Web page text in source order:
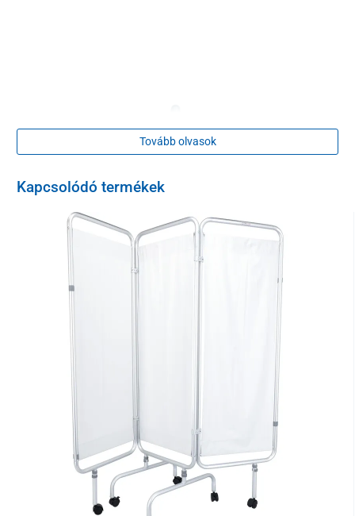
Tovább olvasok
Kapcsolódó termékek